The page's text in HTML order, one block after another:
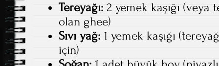
Tereyağı: 2 yemek kaşığı (veya
olan ghee)
Sıvı yağ: 1 yemek kaşığı
için)